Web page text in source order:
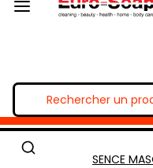
SENCE